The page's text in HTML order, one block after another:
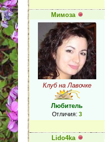
Мимоза
Клуб на Лавочке
Любитель
Отличия: 3
Lido4ka